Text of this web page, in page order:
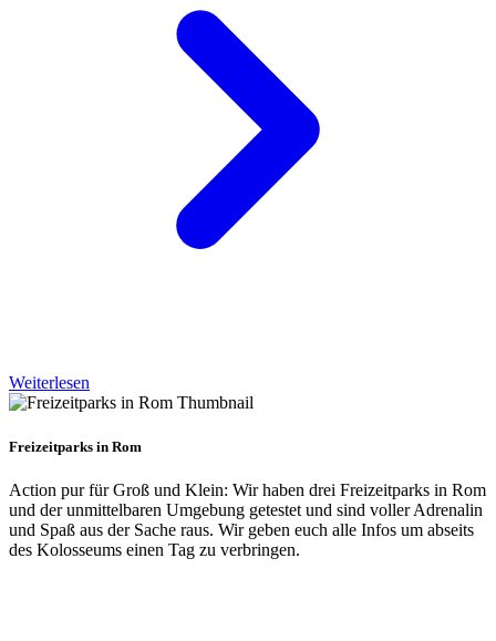
Weiterlesen
Freizeitparks in Rom
Action pur für Groß und Klein: Wir haben drei Freizeitparks in Rom
und der unmittelbaren Umgebung getestet und sind voller Adrenalin
und Spaß aus der Sache raus. Wir geben euch alle Infos um abseits
des Kolosseums einen Tag zu verbringen.